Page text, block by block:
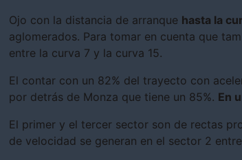
Ojo con la distancia de arranque hasta la
aglomerados. Para tomar en cuenta que
entre la curva 7 y la curva 15.
El contar con un 82% del trayecto con
por detrás de Monza que tiene un 85%. En
El primer y el tercer sector son de rectas
de velocidad se generan en el sector 2